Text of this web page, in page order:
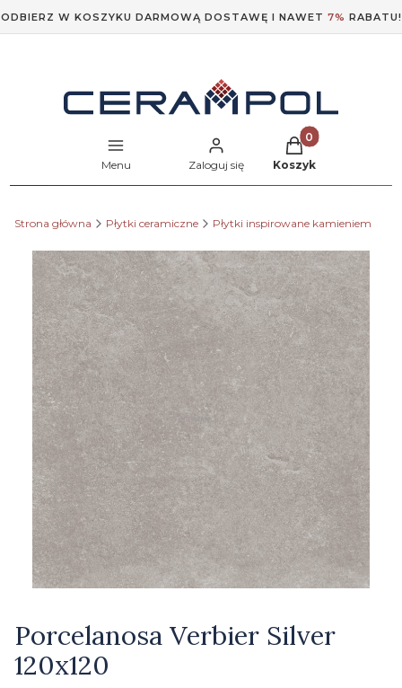
ODBIERZ W KOSZYKU DARMOWĄ DOSTAWĘ I NAWET 7% RABATU!
Menu Zaloguj się
Produkty w
Koszyk
Strona główna Płytki ceramiczne Płytki inspirowane kamieniem
Porcelanosa Verbier Silver
120x120